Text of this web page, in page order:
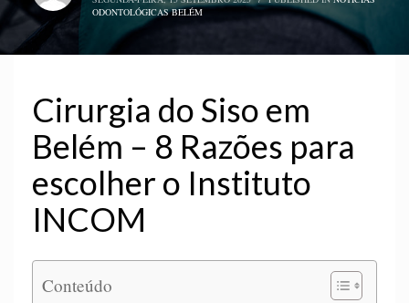
ODONTOLÓGICAS BELÉM
Cirurgia do Siso em
Belém – 8 Razões para
escolher o Instituto
INCOM
Conteúdo